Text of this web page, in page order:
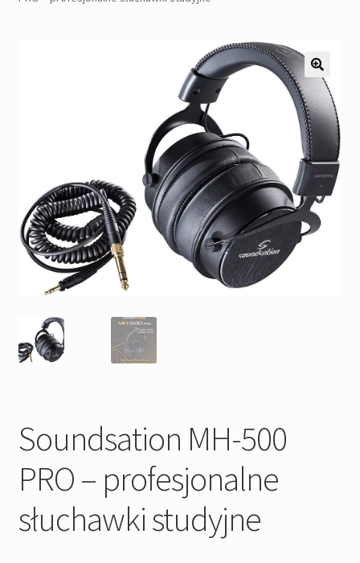
Pozostałe
Soundsation MH-500
PRO – profesjonalne
słuchawki studyjne